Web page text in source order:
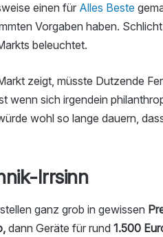
einen für Alles Beste
Vorgaben haben.
beleuchtet.
zeigt, müsste Dutzende
wenn sich irgendein
wohl so lange dauern,
Irrsinn
ganz grob in gewissen
dann Geräte für rund 1.500